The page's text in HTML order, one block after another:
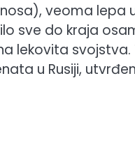
veoma lepa
sve do kraja
lekovita
u Rusiji,